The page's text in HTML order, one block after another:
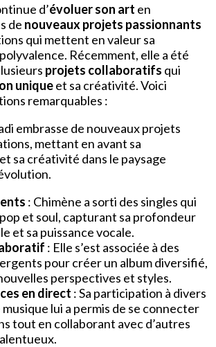
d’évoluer son art en
de nouveaux projets passionnants
qui mettent en valeur sa
Récemment, elle a été
projets collaboratifs qui
uniqueet sa créativité. Voici
remarquables :
embrasse de nouveaux projets
mettant en avant sa
sa créativité dans le paysage
: Chimène a sorti des singles qui
et soul, capturant sa profondeur
et sa puissance vocale.
: Elle s’est associée à des
pour créer un album diversifié,
perspectives et styles.
en direct : Sa participation à divers
lui a permis de se connecter
tout en collaborant avec d’autres